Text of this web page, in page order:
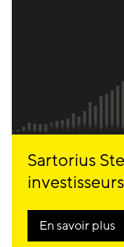
Sartorius
investisseurs
En savoir plus